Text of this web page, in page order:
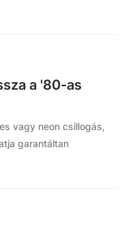
a '80-as
vagy neon csillogás,
garantáltan